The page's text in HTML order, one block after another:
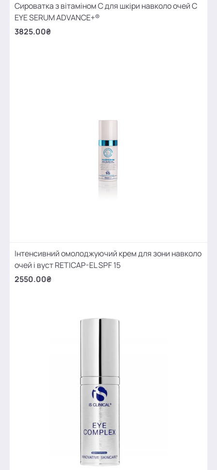
Сироватка з вітаміном С для шкіри навколо очей C
EYE SERUM ADVANCE+®
3825.00₴
Інтенсивний омолоджуючий крем для зони навколо
очей і вуст RETICAP-EL SPF 15
2550.00₴